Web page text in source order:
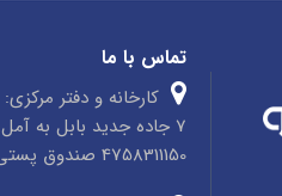
تماس با ما
کارخانه و دفتر مرکزی:
7 جاده جدید بابل به
4758311150 صندوق پستی: 47135159